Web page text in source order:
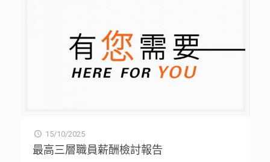
15/10/2025
最高三層職員薪酬檢討報告